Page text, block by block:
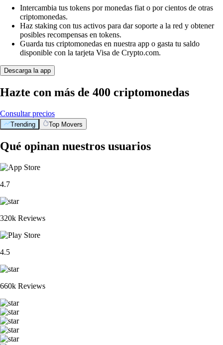
Intercambia tus tokens por monedas fiat o por cientos de otras
criptomonedas.
Haz staking con tus activos para dar soporte a la red y obtener
posibles recompensas en tokens.
Guarda tus criptomonedas en nuestra app o gasta tu saldo
disponible con la tarjeta Visa de Crypto.com.
Descarga la app
Hazte con más de 400 criptomonedas
Consultar precios
Trending Top Movers
Qué opinan nuestros usuarios
4.7
320k Reviews
4.5
660k Reviews